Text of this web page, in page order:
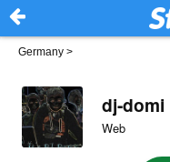
Germany >
dj-domi
Web